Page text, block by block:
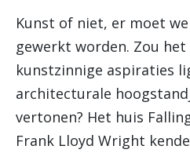
Kunst of niet, er moet
gewerkt worden. Zou
kunstzinnige aspiraties
architecturale
vertonen? Het huis
Frank Lloyd Wright